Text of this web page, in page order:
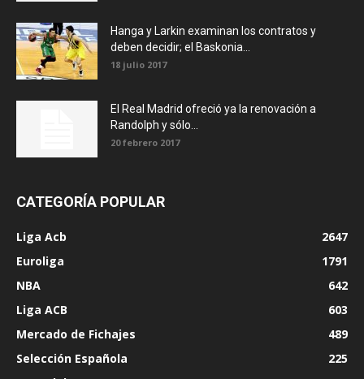
Hanga y Larkin examinan los contratos y
deben decidir; el Baskonia...
18 julio 2017
El Real Madrid ofreció ya la renovación a
Randolph y sólo...
20 febrero 2017
CATEGORÍA POPULAR
Liga Acb
2647
Euroliga
1791
NBA
642
Liga ACB
603
Mercado de Fichajes
489
Selección Española
225